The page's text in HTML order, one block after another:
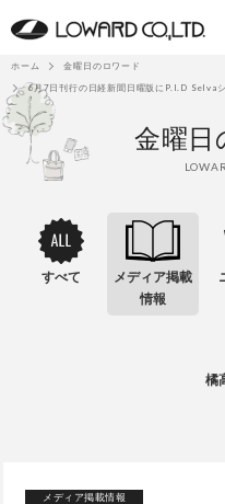
ホーム
金曜日のロワード
6月7日刊行の日経新聞日曜版にP.I.D Selva
金曜日
すべて
メディア掲載
情報
橘
メディア掲載情報